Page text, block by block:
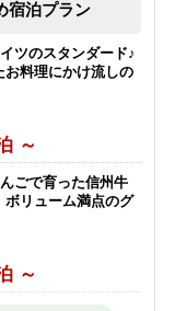
宿泊プラン
ツのスタンダード♪
お料理にかけ流しの
～
ごで育った信州牛
ボリューム満点のグ
～